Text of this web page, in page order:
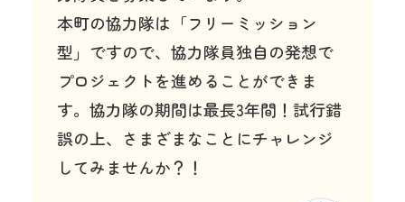
本町の協力隊は「フリーミッション
型」ですので、協力隊員独自の発想で
プロジェクトを進めることができま
す。協力隊の期間は最長3年間！試行錯
誤の上、さまざまなことにチャレンジ
してみませんか？！